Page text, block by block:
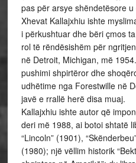
pas për arsye shëndetësore
Xhevat Kallajxhiu ishte
i përkushtuar dhe bëri çmos
rol të rëndësishëm për
në Detroit, Michigan, më
pushimi shpirtëror dhe
udhëtime nga Forestwille në
javë e rrallë herë disa muaj.
Kallajxhiu ishte autor që
deri më 1988, ai botoi shtatë
“Lincoln” (1901),
(1980); një vëllim historik